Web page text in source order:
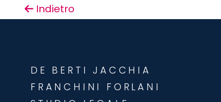
Indietro
DE BERTI JACCHIA
FRANCHINI FORLANI